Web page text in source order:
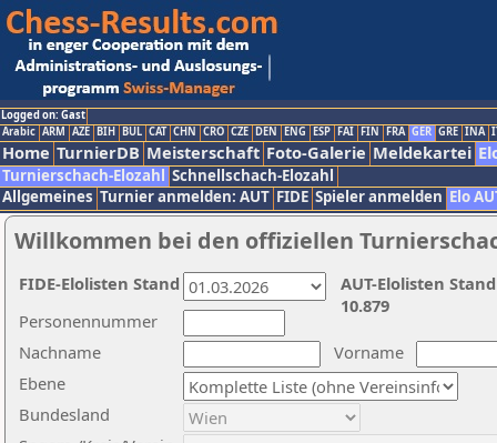
Logged on: Gast
Arabic ARM AZE BIH BUL CAT CHN CRO CZE DEN ENG ESP FAI FIN FRA GER GRE INA
Home TurnierDB Meisterschaft Foto-Galerie Meldekartei
Turnierschach-Elozahl Schnellschach-Elozahl
Allgemeines Turnier anmelden: AUT FIDE Spieler anmelden Elo
Willkommen bei den offiziellen
Nachname
Vorname
Ebene
Personennummer
Bundesland
AUT-Elolisten
10.879
FIDE-Elolisten Stand